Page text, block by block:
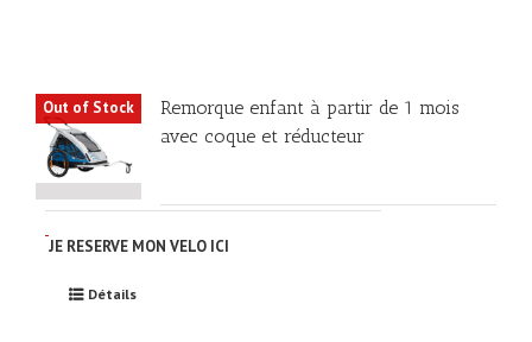
Out of Stock
Remorque enfant à partir de 1 mois
avec coque et réducteur
JE RESERVE MON VELO ICI
Détails